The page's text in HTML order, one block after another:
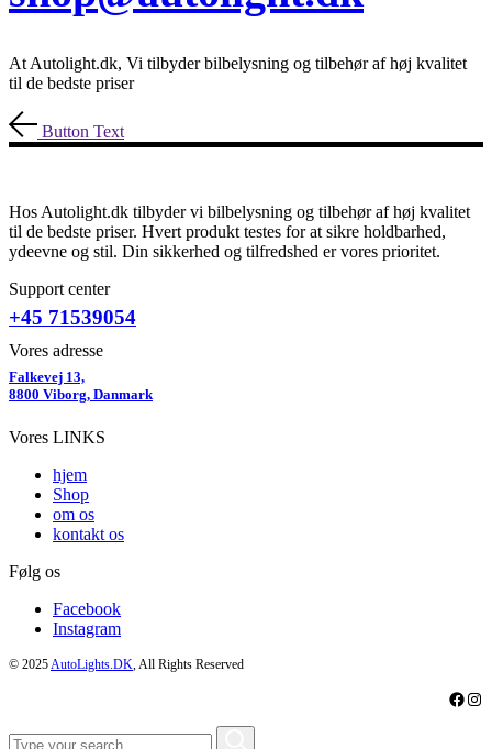
At Autolight.dk, Vi tilbyder bilbelysning og tilbehør af høj kvalitet
til de bedste priser
Button Text
Hos Autolight.dk tilbyder vi bilbelysning og tilbehør af høj kvalitet
til de bedste priser. Hvert produkt testes for at sikre holdbarhed,
ydeevne og stil. Din sikkerhed og tilfredshed er vores prioritet.
Support center
+45 71539054
Vores adresse
Falkevej 13,
8800 Viborg, Danmark
Vores LINKS
hjem
Shop
om os
kontakt os
Følg os
Facebook
Instagram
© 2025AutoLights.DK, All Rights Reserved